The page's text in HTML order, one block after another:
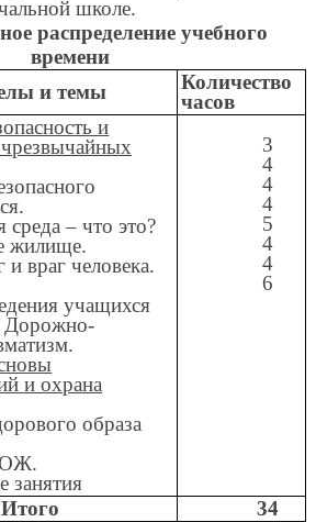
школе.
распределение учебного
времени
и темы
Количество
часов
и
– что это?
жилище.
враг человека.
учащихся
Дорожно-
и охрана
образа
занятия
3
4
4
4
5
4
4
6
Итого 34